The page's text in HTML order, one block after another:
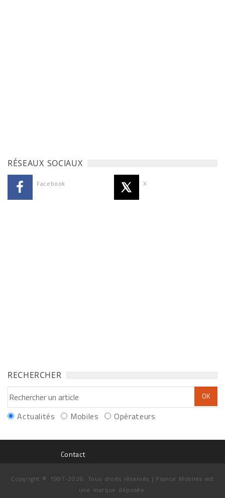
RÉSEAUX SOCIAUX
Facebook X
RECHERCHER
Actualités Mobiles Opérateurs
Contact
Copyright © 1997-2026. Tous droits réservés | France Mobiles est
une marque déposée.